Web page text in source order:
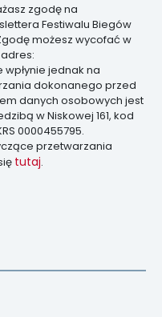
zgodę na
Festiwalu Biegów
możesz wycofać w
jednak na
dokonanego przed
danych osobowych jest
w Niskowej 161, kod
0000455795.
przetwarzania
tutaj.